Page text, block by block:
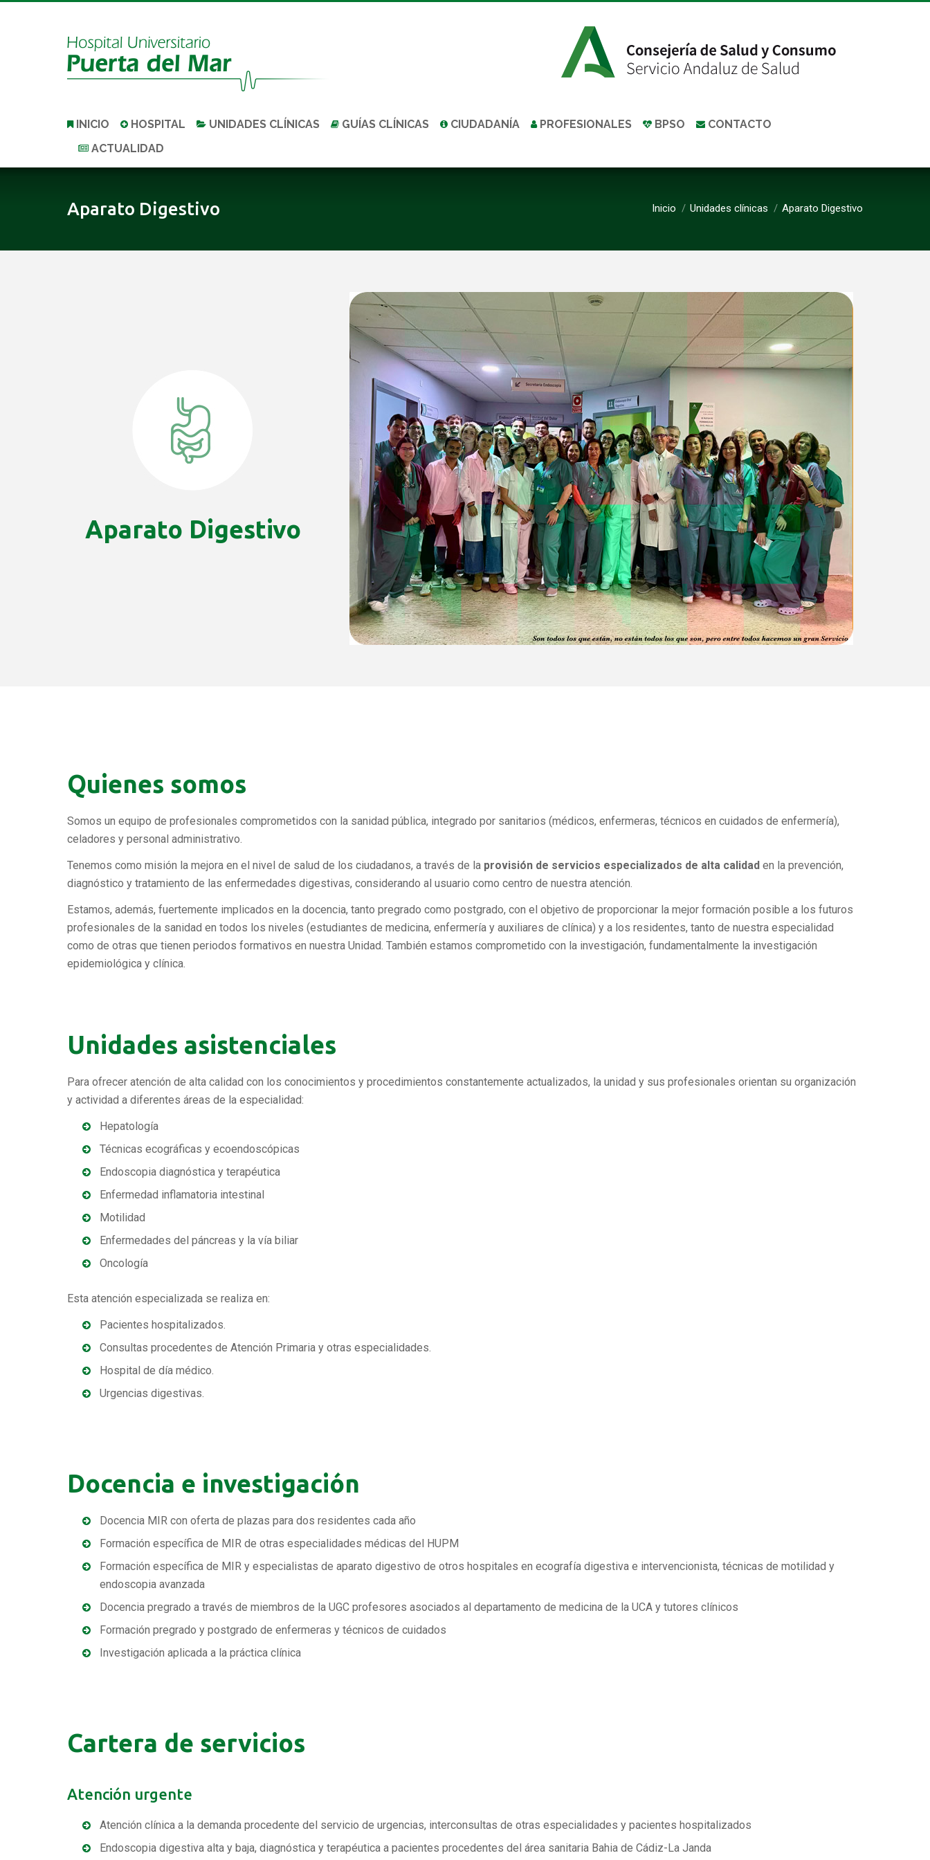
INICIO HOSPITAL UNIDADES CLÍNICAS GUÍAS CLÍNICAS CIUDADANÍA PROFESIONALES BPSO
CONTACTO
ACTUALIDAD
Aparato Digestivo Inicio Unidades clínicas Aparato Digestivo
Aparato Digestivo
Quienes somos
Somos un equipo de profesionales comprometidos con la sanidad pública, integrado por sanitarios (médicos, enfermeras, técnicos en cuidados de enfermería),
celadores y personal administrativo.
Tenemos como misión la mejora en el nivel de salud de los ciudadanos, a través de la provisión de servicios especializados de alta calidad en la prevención,
diagnóstico y tratamiento de las enfermedades digestivas, considerando al usuario como centro de nuestra atención.
Estamos, además, fuertemente implicados en la docencia, tanto pregrado como postgrado, con el objetivo de proporcionar la mejor formación posible a los futuros
profesionales de la sanidad en todos los niveles (estudiantes de medicina, enfermería y auxiliares de clínica) y a los residentes, tanto de nuestra especialidad
como de otras que tienen periodos formativos en nuestra Unidad. También estamos comprometido con la investigación, fundamentalmente la investigación
epidemiológica y clínica.
Unidades asistenciales
Para ofrecer atención de alta calidad con los conocimientos y procedimientos constantemente actualizados, la unidad y sus profesionales orientan su organización
y actividad a diferentes áreas de la especialidad:
Hepatología
Técnicas ecográficas y ecoendoscópicas
Endoscopia diagnóstica y terapéutica
Enfermedad inflamatoria intestinal
Motilidad
Enfermedades del páncreas y la vía biliar
Oncología
Esta atención especializada se realiza en:
Pacientes hospitalizados.
Consultas procedentes de Atención Primaria y otras especialidades.
Hospital de día médico.
Urgencias digestivas.
Docencia e investigación
Docencia MIR con oferta de plazas para dos residentes cada año
Formación específica de MIR de otras especialidades médicas del HUPM
Formación específica de MIR y especialistas de aparato digestivo de otros hospitales en ecografía digestiva e intervencionista, técnicas de motilidad y
endoscopia avanzada
Docencia pregrado a través de miembros de la UGC profesores asociados al departamento de medicina de la UCA y tutores clínicos
Formación pregrado y postgrado de enfermeras y técnicos de cuidados
Investigación aplicada a la práctica clínica
Cartera de servicios
Atención urgente
Atención clínica a la demanda procedente del servicio de urgencias, interconsultas de otras especialidades y pacientes hospitalizados
Endoscopia digestiva alta y baja, diagnóstica y terapéutica a pacientes procedentes del área sanitaria Bahia de Cádiz-La Janda